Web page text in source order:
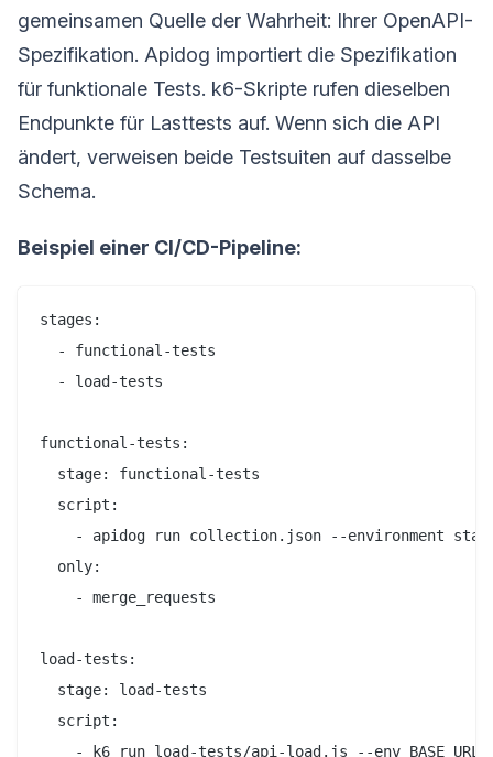
gemeinsamen Quelle der Wahrheit: Ihrer OpenAPI-
Spezifikation. Apidog importiert die Spezifikation
für funktionale Tests. k6-Skripte rufen dieselben
Endpunkte für Lasttests auf. Wenn sich die API
ändert, verweisen beide Testsuiten auf dasselbe
Schema.
Beispiel einer CI/CD-Pipeline:
stages:
  - functional-tests
  - load-tests
functional-tests:
  stage: functional-tests
  script:
- apidog run collection.json --environment
  only:
    - merge_requests
load-tests:
  stage: load-tests
  script:
- k6 run load-tests/api-load.js --env